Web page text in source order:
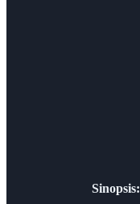
Sinopsis: